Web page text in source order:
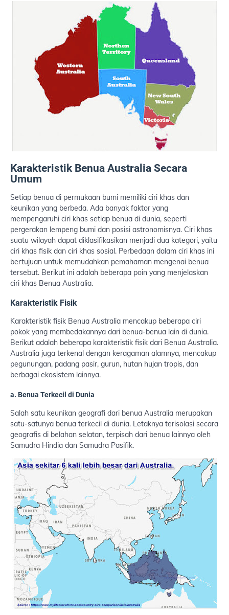
Karakteristik Benua Australia Secara
Umum
Setiap benua di permukaan bumi memiliki ciri khas dan
keunikan yang berbeda. Ada banyak faktor yang
mempengaruhi ciri khas setiap benua di dunia, seperti
pergerakan lempeng bumi dan posisi astronomisnya. Ciri khas
suatu wilayah dapat diklasifikasikan menjadi dua kategori, yaitu
ciri khas fisik dan ciri khas sosial. Perbedaan dalam ciri khas ini
bertujuan untuk memudahkan pemahaman mengenai benua
tersebut. Berikut ini adalah beberapa poin yang menjelaskan
ciri khas Benua Australia.
Karakteristik Fisik
Karakteristik fisik Benua Australia mencakup beberapa ciri
pokok yang membedakannya dari benua-benua lain di dunia.
Berikut adalah beberapa karakteristik fisik dari Benua Australia.
Australia juga terkenal dengan keragaman alamnya, mencakup
pegunungan, padang pasir, gurun, hutan hujan tropis, dan
berbagai ekosistem lainnya.
a. Benua Terkecil di Dunia
Salah satu keunikan geografi dari benua Australia merupakan
satu-satunya benua terkecil di dunia. Letaknya terisolasi secara
geografis di belahan selatan, terpisah dari benua lainnya oleh
Samudra Hindia dan Samudra Pasifik.